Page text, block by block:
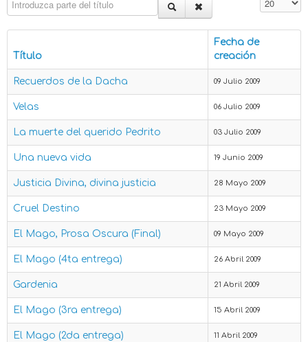
Título
Fecha de
creación
Recuerdos de la Dacha 09 Julio 2009
Velas 06 Julio 2009
La muerte del querido Pedrito 03 Julio 2009
Una nueva vida 19 Junio 2009
Justicia Divina, divina justicia 28 Mayo 2009
Cruel Destino 23 Mayo 2009
El Mago, Prosa Oscura (Final) 09 Mayo 2009
El Mago (4ta entrega) 26 Abril 2009
Gardenia 21 Abril 2009
El Mago (3ra entrega) 15 Abril 2009
El Mago (2da entrega) 11 Abril 2009